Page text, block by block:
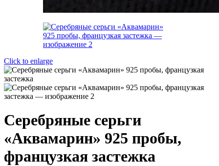
Click to enlarge
Серебряные серьги
«Аквамарин» 925 пробы,
французкая застежка